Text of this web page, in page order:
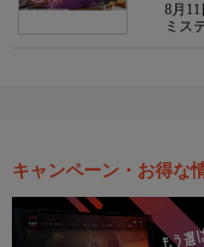
8月11
ミス
キャンペーン・お得な